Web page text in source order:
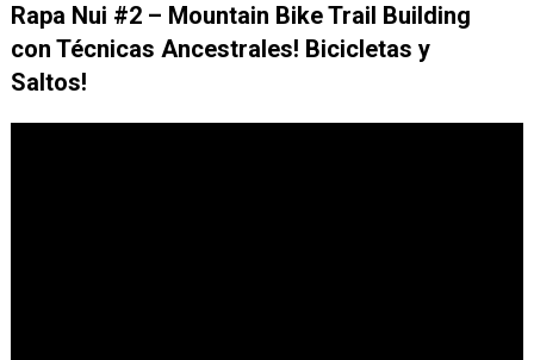
Rapa Nui #2 – Mountain Bike Trail Building
con Técnicas Ancestrales! Bicicletas y
Saltos!